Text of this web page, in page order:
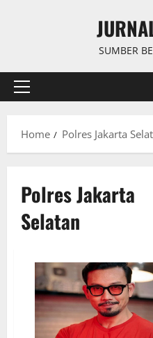
SUMBER
Primary
Home
Polres Jakarta
Polres Jakarta
Selatan